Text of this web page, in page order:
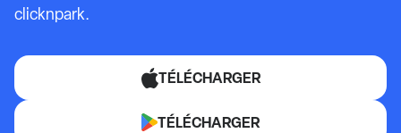
clicknpark.
TÉLÉCHARGER
TÉLÉCHARGER